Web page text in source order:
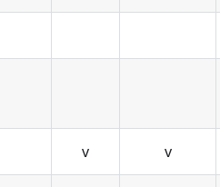
v v